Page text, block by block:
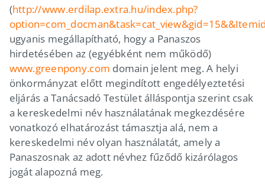
(http://www.erdilap.extra.hu/index.php?
ugyanis megállapítható, hogy a Panaszos
hirdetésében az (egyébként nem működő)
www.greenpony.com domain jelent meg. A helyi
önkormányzat előtt megindított engedélyeztetési
eljárás a Tanácsadó Testület álláspontja szerint csak
a kereskedelmi név használatának megkezdésére
vonatkozó elhatározást támasztja alá, nem a
kereskedelmi név olyan használatát, amely a
Panaszosnak az adott névhez fűződő kizárólagos
jogát alapozná meg.